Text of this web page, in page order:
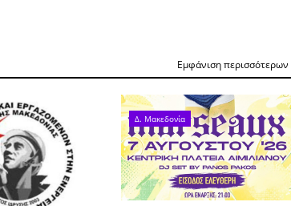
Εμφάνιση περισσότερων
Δ. Μακεδονία